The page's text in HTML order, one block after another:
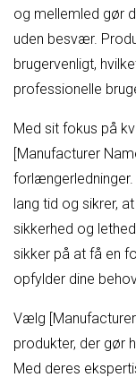
og mellemled gør
uden besvær.
brugervenligt,
professionelle
Med sit fokus på
[Manufacturer
lang tid og sikrer,
sikkerhed og
sikker på at få en
opfylder dine
Vælg
produkter, der gør
Med deres